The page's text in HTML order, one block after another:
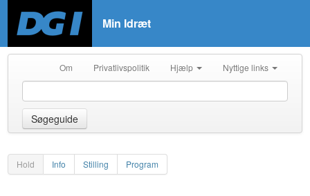
Min Idræt
Om Privatlivspolitik Hjælp Nyttige links
Søgeguide
Hold Info Stilling Program